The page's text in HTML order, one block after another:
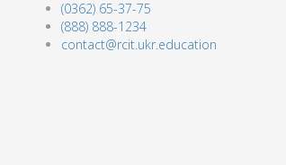
(0362) 65-37-75
(888) 888-1234
contact@rcit.ukr.education